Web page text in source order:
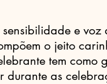
e voz
o jeito
tem como
durante as